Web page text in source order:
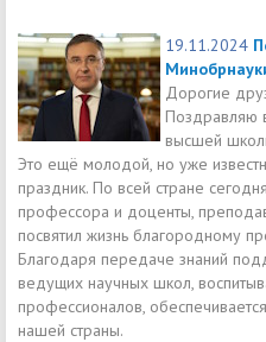
19.11.2024
Дорогие
Поздравляю
высшей
Это ещё молодой, но уже
праздник. По всей стране
профессора и доценты,
посвятил жизнь благородному
Благодаря передаче знаний
ведущих научных школ,
профессионалов,
нашей страны.